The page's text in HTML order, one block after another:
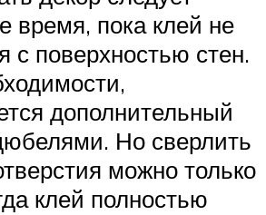
время, пока клей не
с поверхностью стен.
дополнительный
Но сверлить
можно только
клей полностью